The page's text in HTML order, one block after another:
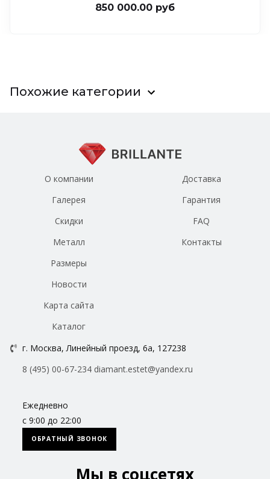
850 000.00 руб
Похожие категории
О компании
Галерея
Скидки
Металл
Размеры
Новости
Доставка
Гарантия
FAQ
Контакты
Карта сайта
Каталог
г. Москва, Линейный проезд, 6а, 127238
8 (495) 00-67-234 diamant.estet@yandex.ru
Ежедневно
с 9:00 до 22:00
ОБРАТНЫЙ ЗВОНОК
Мы в соцсетях